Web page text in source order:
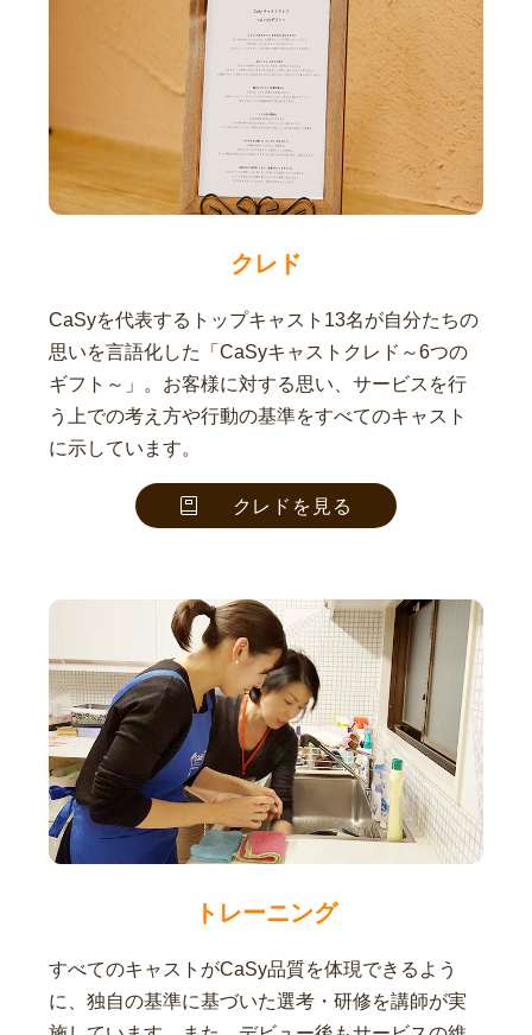
クレド
CaSyを代表するトップキャスト13名が自分たちの
思いを言語化した「CaSyキャストクレド～6つの
ギフト～」。お客様に対する思い、サービスを行
う上での考え方や行動の基準をすべてのキャスト
に示しています。
クレドを見る
トレーニング
すべてのキャストがCaSy品質を体現できるよう
に、独自の基準に基づいた選考・研修を講師が実